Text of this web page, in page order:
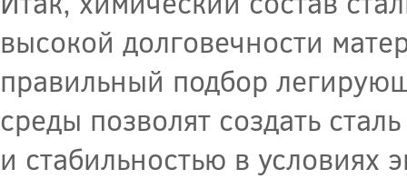
высокой долговечности
правильный подбор
среды позволят создать
и стабильностью в условиях